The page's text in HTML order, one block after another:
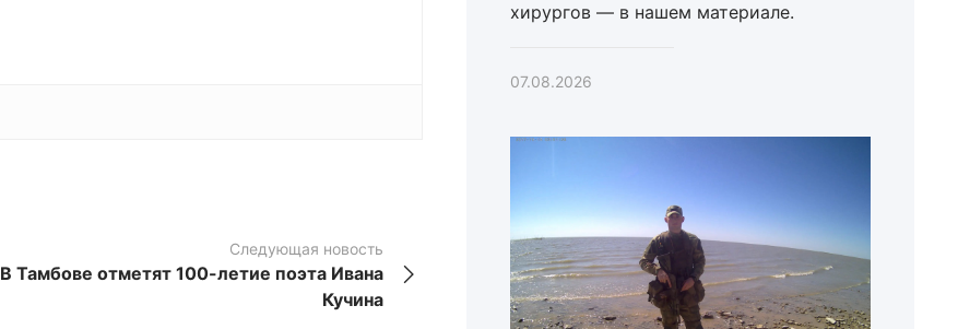
Следующая новость
В Тамбове отметят 100-летие поэта Ивана
Кучина
хирургов — в нашем материале.
07.08.2026